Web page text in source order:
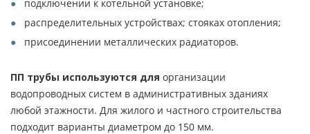
подключении к котельной установке;
распределительных устройствах; стояках отопления;
присоединении металлических радиаторов.
ПП трубы используются для организации
водопроводных систем в административных зданиях
любой этажности. Для жилого и частного строительства
подходит варианты диаметром до 150 мм.